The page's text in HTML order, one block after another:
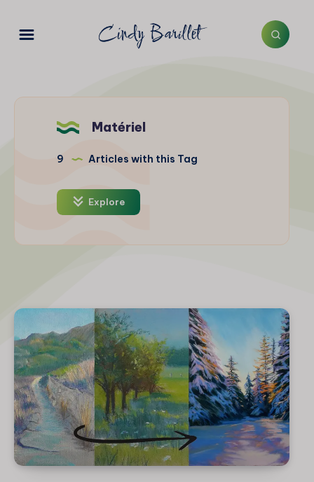
Matériel
9 Articles with this Tag
Explore